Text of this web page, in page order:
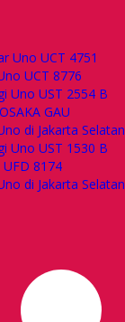
Uno UCT 4751
UCT 8776
Uno UST 2554 B
GAU
di Jakarta Selatan
Uno UST 1530 B
8174
di Jakarta Selatan